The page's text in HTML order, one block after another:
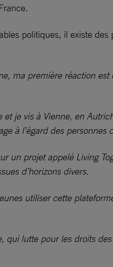
politiques, il existe
ma première réaction
je vis à Vienne, en
à l’égard des
un projet appelé Living
d’horizons divers.
utiliser cette
qui lutte pour les droits